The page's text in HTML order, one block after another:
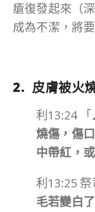
瘡復發起來（
成為不潔，將
2. 皮膚被火
利13:24 「
燒傷，傷
中帶紅，
利13:25 祭
毛若變白